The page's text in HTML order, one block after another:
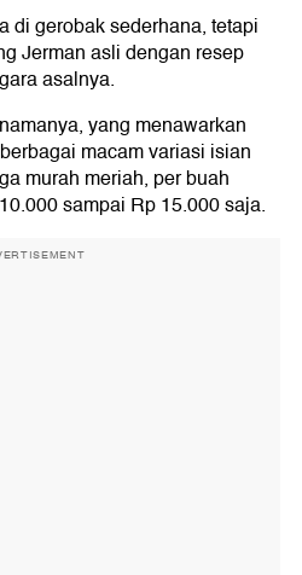
di gerobak sederhana, tetapi
Jerman asli dengan resep
asalnya.
yang menawarkan
macam variasi isian
murah meriah, per buah
sampai Rp 15.000 saja.